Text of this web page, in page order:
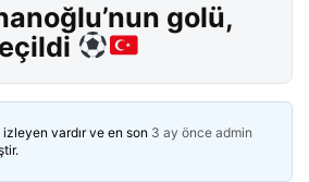
golü,
vardır ve en son 3 ay önce admin